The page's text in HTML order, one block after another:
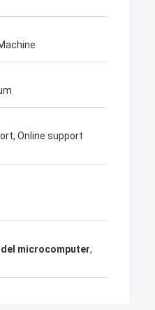
Online support
microcomputer,